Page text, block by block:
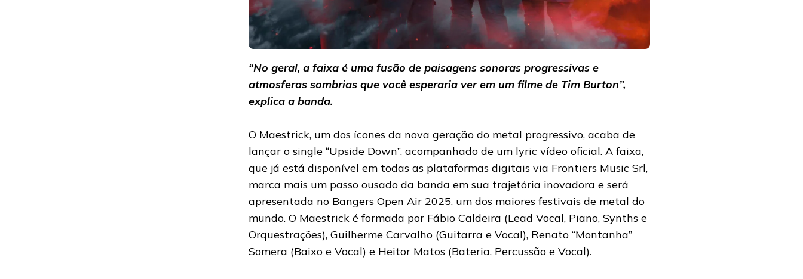
“No geral, a faixa é uma fusão de paisagens sonoras progressivas e
atmosferas sombrias que você esperaria ver em um filme de Tim Burton”,
explica a banda.
O Maestrick, um dos ícones da nova geração do metal progressivo, acaba de
lançar o single “Upside Down”, acompanhado de um lyric vídeo oficial. A faixa,
que já está disponível em todas as plataformas digitais via Frontiers Music Srl,
marca mais um passo ousado da banda em sua trajetória inovadora e será
apresentada no Bangers Open Air 2025, um dos maiores festivais de metal do
mundo. O Maestrick é formada por Fábio Caldeira (Lead Vocal, Piano, Synths e
Orquestrações), Guilherme Carvalho (Guitarra e Vocal), Renato “Montanha”
Somera (Baixo e Vocal) e Heitor Matos (Bateria, Percussão e Vocal).